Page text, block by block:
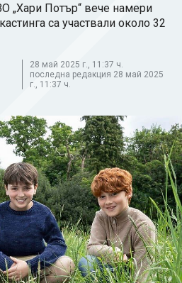
„Хари Потър“ вече намери
са участвали около 32
28 май 2025 г., 11:37 ч.
последна редакция 28 май 2025
г., 11:37 ч.